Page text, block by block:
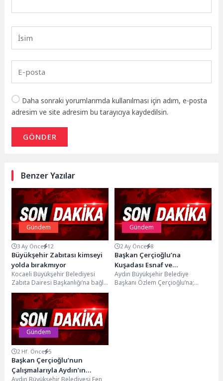
Daha sonraki yorumlarımda kullanılması için adım, e-posta
adresim ve site adresim bu tarayıcıya kaydedilsin.
GÖNDER
Benzer Yazılar
Gündem
3 Ay Önce 12
Büyükşehir Zabıtası kimseyi
yolda bırakmıyor
Kocaeli Büyükşehir Belediyesi
Zabıta Dairesi Başkanlığı’na bağlı
ekipler, kent genelinde yalnızca
denetim değil, vatandaş odaklı...
Gündem
2 Ay Önce 8
Başkan Çerçioğlu’na
Kuşadası Esnaf ve
Sanatkârlar Odası’ndan
Ziyaret
Aydın Büyükşehir Belediye
Başkanı Özlem Çerçioğlu’na;
Gündem
2 Hf. Önce 5
Başkan Çerçioğlu’nun
Çalışmalarıyla Aydın’ın
Aydın Büyükşehir Belediyesi Fen